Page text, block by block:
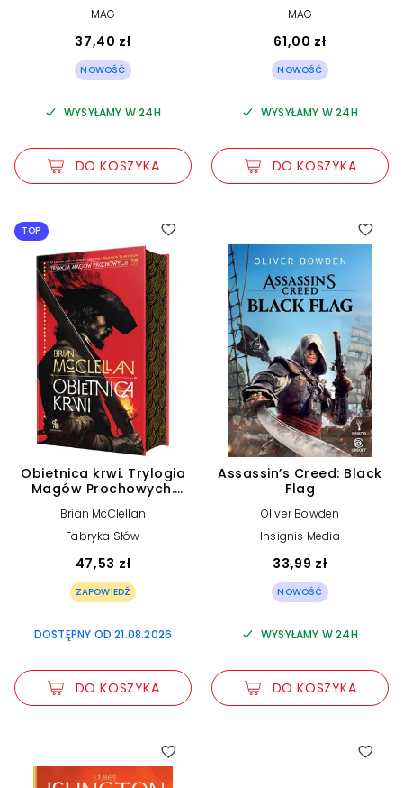
MAG
37,40 zł
NOWOŚĆ
WYSYŁAMY W 24H
DO KOSZYKA
MAG
61,00 zł
NOWOŚĆ
WYSYŁAMY W 24H
DO KOSZYKA
TOP
Obietnica krwi. Trylogia
Magów Prochowych.
Brian McClellan
Fabryka Słów
47,53 zł
ZAPOWIEDŹ
DOSTĘPNY OD 21.08.2026
DO KOSZYKA
Assassin’s Creed: Black
Flag
Oliver Bowden
Insignis Media
33,99 zł
NOWOŚĆ
WYSYŁAMY W 24H
DO KOSZYKA